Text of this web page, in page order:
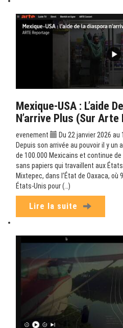
Mexique-USA : L’aide
N’arrive Plus (sur
evenement
Du 22 janvier 2026 au
Depuis son arrivée au pouvoir il y un
de 100.000 Mexicains et continue
sans papiers qui travaillent aux
Mixtepec, dans l’État de Oaxaca, où
États-Unis pour (…)
Lire la suite